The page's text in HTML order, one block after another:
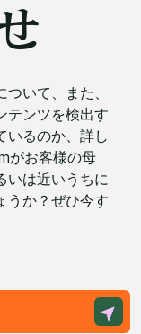
いて、また、
テンツを検出す
いるのか、詳し
がお客様の母
いは近いうちに
うか？ぜひ今す